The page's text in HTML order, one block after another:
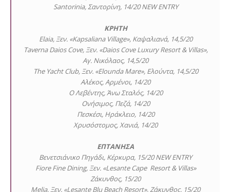
Santorinia, Σαντορίνη, 14/20 NEW ENTRY
ΚΡΗΤΗ
Elaia, Ξεν. «Kapsaliana Village», Καψαλιανά, 14,5/20
Taverna Daios Cove, Ξεν. «Daios Cove Luxury Resort & Villas»,
Αγ. Νικόλαος, 14,5/20
The Yacht Club, Ξεν. «Elounda Mare», Ελούντα, 14,5/20
Αλέκος, Αρμένοι, 14/20
Ο Λεβέντης, Άνω Σταλός, 14/20
Ονήσιμος, Πεζά, 14/20
Πεσκέσι, Ηράκλειο, 14/20
Χρυσόστομος, Χανιά, 14/20
ΕΠΤΑΝΗΣΑ
Βενετσιάνικο Πηγάδι, Κέρκυρα, 15/20 NEW ENTRY
Fiore Fine Dining, Ξεν. «Lesante Cape Resort & Villas»
Ζάκυνθος, 15/20
Melia, Ξεν. «Lesante Blu Beach Resort», Ζάκυνθος, 15/20